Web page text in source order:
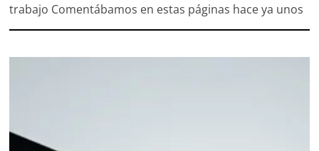
trabajo Comentábamos en estas páginas hace ya unos